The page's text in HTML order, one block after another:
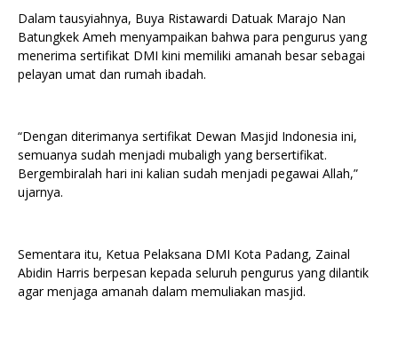
Dalam tausyiahnya, Buya Ristawardi Datuak Marajo Nan
Batungkek Ameh menyampaikan bahwa para pengurus yang
menerima sertifikat DMI kini memiliki amanah besar sebagai
pelayan umat dan rumah ibadah.
“Dengan diterimanya sertifikat Dewan Masjid Indonesia ini,
semuanya sudah menjadi mubaligh yang bersertifikat.
Bergembiralah hari ini kalian sudah menjadi pegawai Allah,”
ujarnya.
Sementara itu, Ketua Pelaksana DMI Kota Padang, Zainal
Abidin Harris berpesan kepada seluruh pengurus yang dilantik
agar menjaga amanah dalam memuliakan masjid.